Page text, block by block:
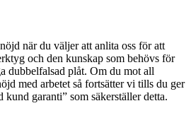
när du väljer att anlita oss för att
och den kunskap som behövs för
dubbelfalsad plåt. Om du mot all
med arbetet så fortsätter vi tills du ger
garanti” som säkerställer detta.